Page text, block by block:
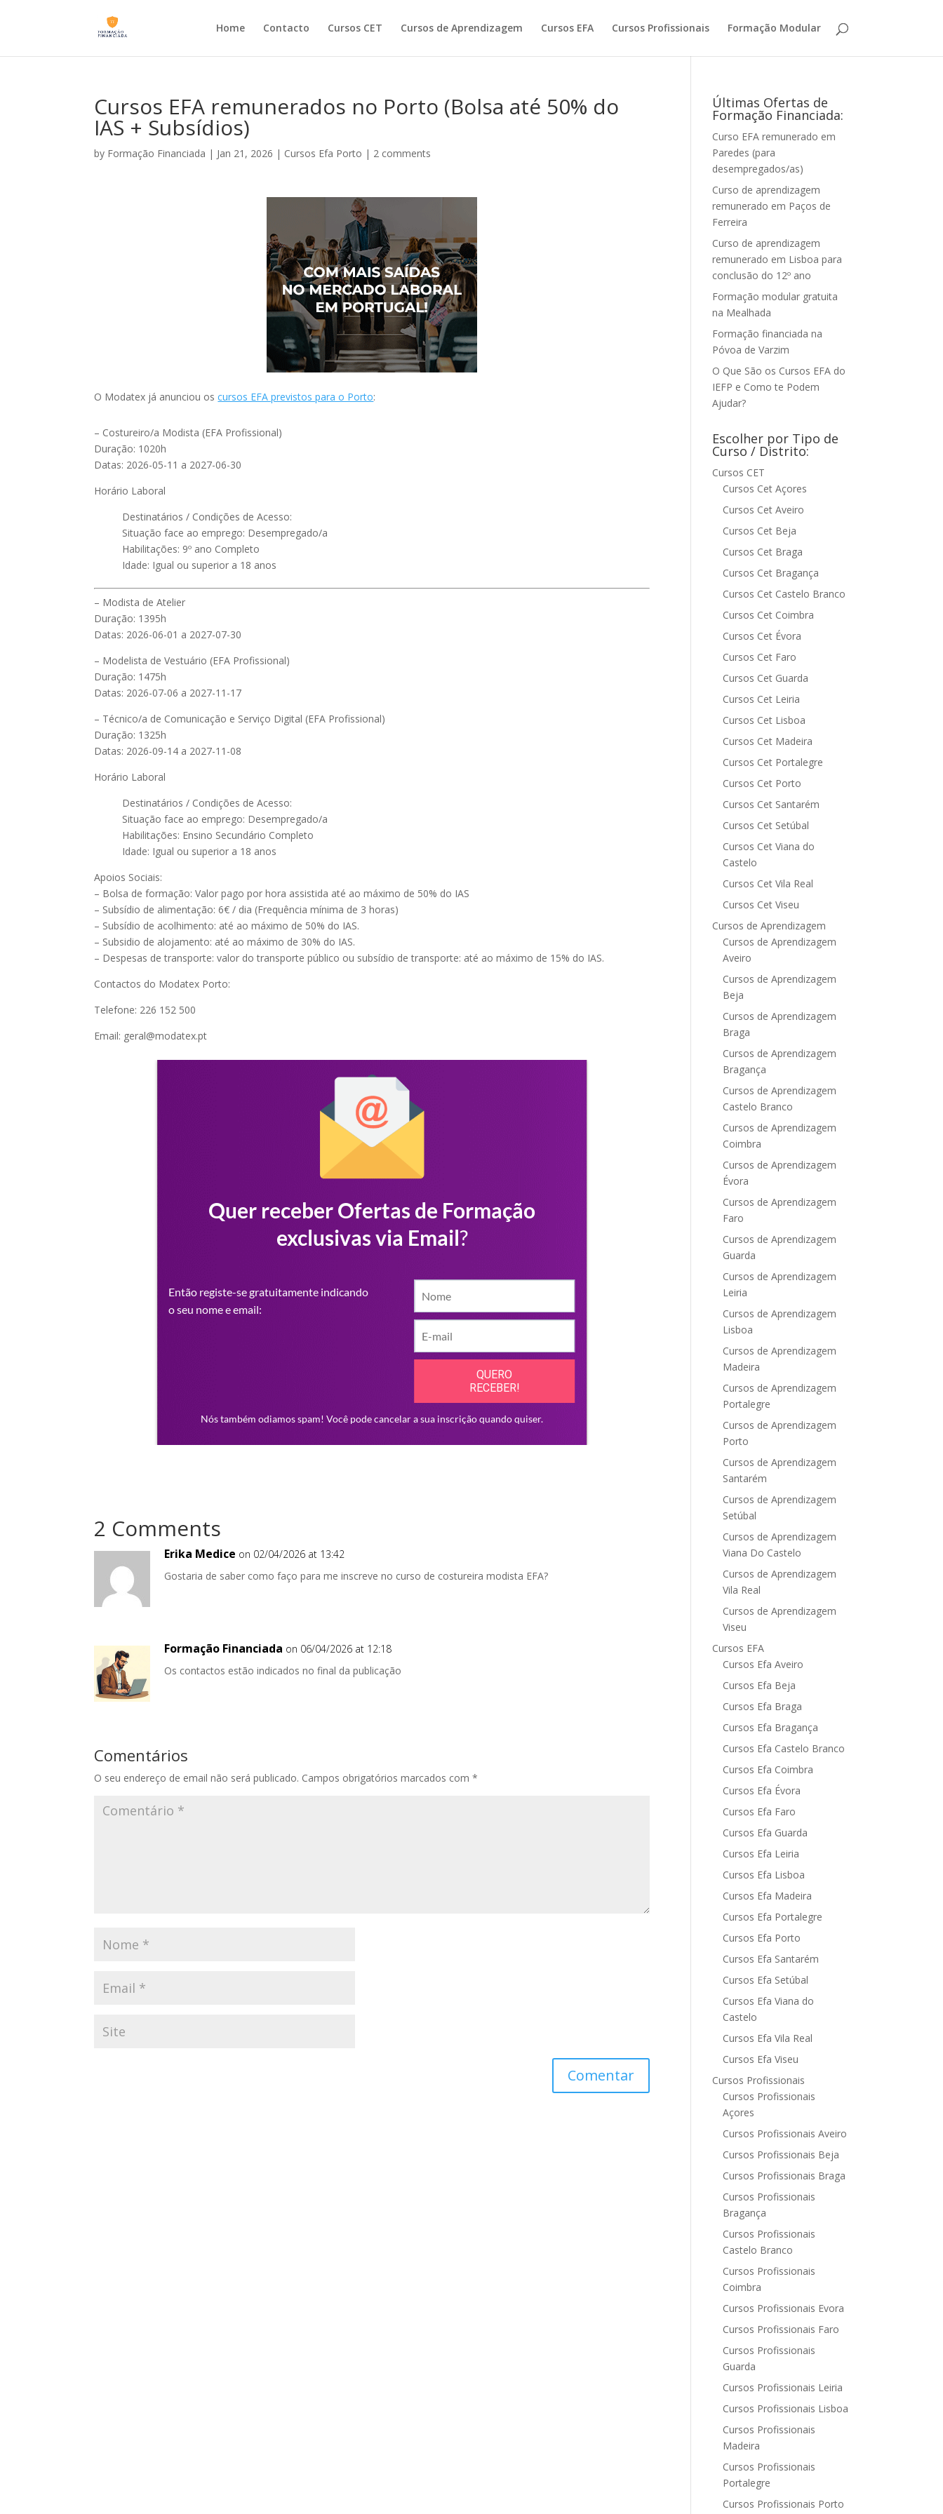
Home Contacto Cursos CET Cursos de Aprendizagem Cursos EFA Cursos Profissionais Formação Modular
Cursos EFA remunerados no Porto (Bolsa até 50% do
IAS + Subsídios)
by Formação Financiada | Jan 21, 2026 | Cursos Efa Porto | 2 comments
O Modatex já anunciou oscursos EFA previstos para o Porto:
– Costureiro/a Modista (EFA Profissional)
Duração: 1020h
Datas: 2026-05-11 a 2027-06-30
Horário Laboral
Destinatários / Condições de Acesso:
Situação face ao emprego: Desempregado/a
Habilitações: 9º ano Completo
Idade: Igual ou superior a 18 anos
– Modista de Atelier
Duração: 1395h
Datas: 2026-06-01 a 2027-07-30
– Modelista de Vestuário (EFA Profissional)
Duração: 1475h
Datas: 2026-07-06 a 2027-11-17
– Técnico/a de Comunicação e Serviço Digital (EFA Profissional)
Duração: 1325h
Datas: 2026-09-14 a 2027-11-08
Horário Laboral
Destinatários / Condições de Acesso:
Situação face ao emprego: Desempregado/a
Habilitações: Ensino Secundário Completo
Idade: Igual ou superior a 18 anos
Apoios Sociais:
– Bolsa de formação: Valor pago por hora assistida até ao máximo de 50% do IAS
– Subsídio de alimentação: 6€ / dia (Frequência mínima de 3 horas)
– Subsídio de acolhimento: até ao máximo de 50% do IAS.
– Subsidio de alojamento: até ao máximo de 30% do IAS.
– Despesas de transporte: valor do transporte público ou subsídio de transporte: até ao máximo de 15% do IAS.
Contactos do Modatex Porto:
Telefone: 226 152 500
Email: geral@modatex.pt
2 Comments
Erika Medice on 02/04/2026 at 13:42
Gostaria de saber como faço para me inscreve no curso de costureira modista EFA?
Formação Financiada on 06/04/2026 at 12:18
Os contactos estão indicados no final da publicação
Comentários
O seu endereço de email não será publicado. Campos obrigatórios marcados com*
Últimas Ofertas de
Formação Financiada:
Curso EFA remunerado em
Paredes (para
desempregados/as)
Curso de aprendizagem
remunerado em Paços de
Ferreira
Curso de aprendizagem
remunerado em Lisboa para
conclusão do 12º ano
Formação modular gratuita
na Mealhada
Formação financiada na
Póvoa de Varzim
O Que São os Cursos EFA do
IEFP e Como te Podem
Ajudar?
Escolher por Tipo de
Curso / Distrito:
Cursos CET
Cursos Cet Açores
Cursos Cet Aveiro
Cursos Cet Beja
Cursos Cet Braga
Cursos Cet Bragança
Cursos Cet Castelo Branco
Cursos Cet Coimbra
Cursos Cet Évora
Cursos Cet Faro
Cursos Cet Guarda
Cursos Cet Leiria
Cursos Cet Lisboa
Cursos Cet Madeira
Cursos Cet Portalegre
Cursos Cet Porto
Cursos Cet Santarém
Cursos Cet Setúbal
Cursos Cet Viana do
Castelo
Cursos Cet Vila Real
Cursos Cet Viseu
Cursos de Aprendizagem
Cursos de Aprendizagem
Aveiro
Cursos de Aprendizagem
Beja
Cursos de Aprendizagem
Braga
Cursos de Aprendizagem
Bragança
Cursos de Aprendizagem
Castelo Branco
Cursos de Aprendizagem
Coimbra
Cursos de Aprendizagem
Évora
Cursos de Aprendizagem
Faro
Cursos de Aprendizagem
Guarda
Cursos de Aprendizagem
Leiria
Cursos de Aprendizagem
Lisboa
Cursos de Aprendizagem
Madeira
Cursos de Aprendizagem
Portalegre
Cursos de Aprendizagem
Porto
Cursos de Aprendizagem
Santarém
Cursos de Aprendizagem
Setúbal
Cursos de Aprendizagem
Viana Do Castelo
Cursos de Aprendizagem
Vila Real
Cursos de Aprendizagem
Viseu
Cursos EFA
Cursos Efa Aveiro
Cursos Efa Beja
Cursos Efa Braga
Cursos Efa Bragança
Cursos Efa Castelo Branco
Cursos Efa Coimbra
Cursos Efa Évora
Cursos Efa Faro
Cursos Efa Guarda
Cursos Efa Leiria
Cursos Efa Lisboa
Cursos Efa Madeira
Cursos Efa Portalegre
Cursos Efa Porto
Cursos Efa Santarém
Cursos Efa Setúbal
Cursos Efa Viana do
Castelo
Cursos Efa Vila Real
Cursos Efa Viseu
Cursos Profissionais
Cursos Profissionais
Açores
Cursos Profissionais Aveiro
Cursos Profissionais Beja
Cursos Profissionais Braga
Cursos Profissionais
Bragança
Cursos Profissionais
Castelo Branco
Cursos Profissionais
Coimbra
Cursos Profissionais Evora
Cursos Profissionais Faro
Cursos Profissionais
Guarda
Cursos Profissionais Leiria
Cursos Profissionais Lisboa
Cursos Profissionais
Madeira
Cursos Profissionais
Portalegre
Cursos Profissionais Porto